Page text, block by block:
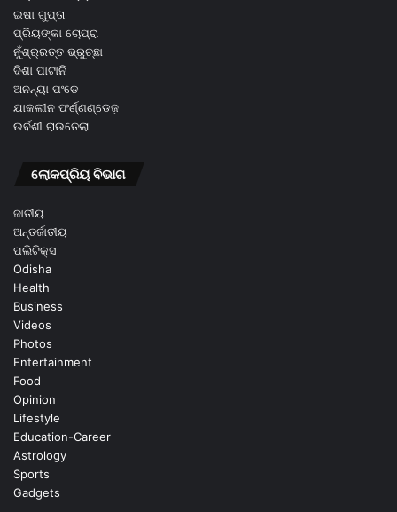
ଇଷା ଗୁପ୍ତା
ପ୍ରିୟଙ୍କା ଚୋପ୍ରା
ନୁଁଶ୍ର୍ରତ୍ତ ଭ୍ରୁଚ୍ଛା
ଦିଶା ପାଟାନି
ଅନନ୍ୟା ପଂଡେ
ଯାକଲୀନ ଫର୍ଣ୍ଣଣ୍ଡେଜ଼
ଉର୍ବଶୀ ରାଉତେଲା
ଲୋକପ୍ରିୟ ବିଭାଗ
ଜାତୀୟ
ଅନ୍ତର୍ଜାତୀୟ
ପଲିଟିକ୍ସ
Odisha
Health
Business
Videos
Photos
Entertainment
Food
Opinion
Lifestyle
Education-Career
Astrology
Sports
Gadgets